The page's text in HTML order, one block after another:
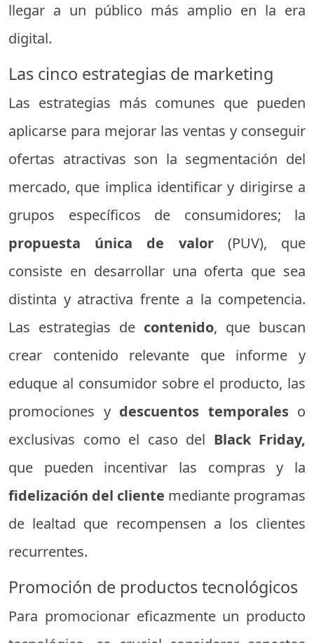
llegar a un público más amplio en la era
digital.
Las cinco estrategias de marketing
Las estrategias más comunes que pueden
aplicarse para mejorar las ventas y conseguir
ofertas atractivas son la segmentación del
mercado, que implica identificar y dirigirse a
grupos específicos de consumidores; la
propuesta única de valor (PUV), que
consiste en desarrollar una oferta que sea
distinta y atractiva frente a la competencia.
Las estrategias de contenido, que buscan
crear contenido relevante que informe y
eduque al consumidor sobre el producto, las
promociones y descuentos temporaleso
exclusivas como el caso del Black Friday,
que pueden incentivar las compras y la
fidelización del cliente mediante programas
de lealtad que recompensen a los clientes
recurrentes.
Promoción de productos tecnológicos
Para promocionar eficazmente un producto